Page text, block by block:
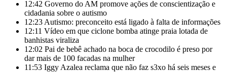
12:42 Governo do AM promove ações de conscientização e
cidadania sobre o autismo
12:23 Autismo: preconceito está ligado à falta de informações
12:11 Vídeo em que ciclone bomba atinge praia lotada de
banhistas viraliza
12:02 Pai de bebê achado na boca de crocodilo é preso por
dar mais de 100 facadas na mulher
11:53 Iggy Azalea reclama que não faz s3xo há seis meses e